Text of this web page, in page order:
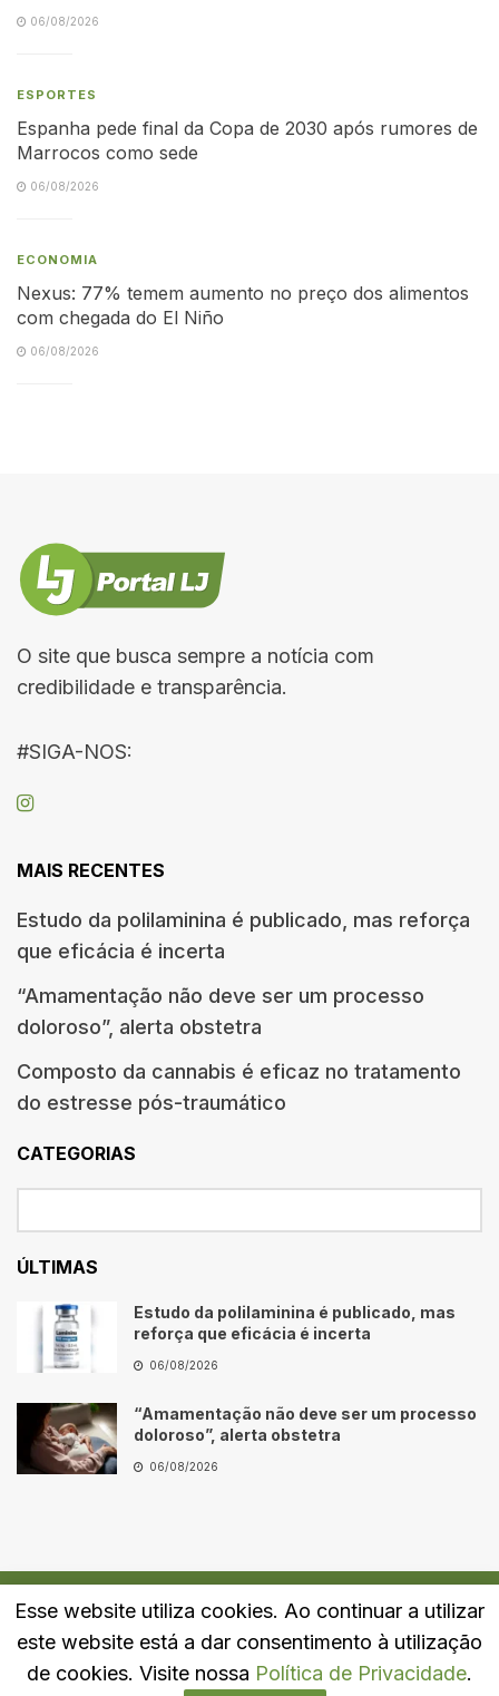
06/08/2026
ESPORTES
Espanha pede final da Copa de 2030 após rumores de
Marrocos como sede
06/08/2026
ECONOMIA
Nexus: 77% temem aumento no preço dos alimentos
com chegada do El Niño
06/08/2026
O site que busca sempre a notícia com
credibilidade e transparência.
#SIGA-NOS:
MAIS RECENTES
Estudo da polilaminina é publicado, mas reforça
que eficácia é incerta
“Amamentação não deve ser um processo
doloroso”, alerta obstetra
Composto da cannabis é eficaz no tratamento
do estresse pós-traumático
CATEGORIAS
ÚLTIMAS
Estudo da polilaminina é publicado, mas
reforça que eficácia é incerta
06/08/2026
“Amamentação não deve ser um processo
doloroso”, alerta obstetra
06/08/2026
Quem Somos Fale Conosco Política de Privacidade
Esse website utiliza cookies. Ao continuar a utilizar
este website está a dar consentimento à utilização
de cookies. Visite nossa Política de Privacidade.